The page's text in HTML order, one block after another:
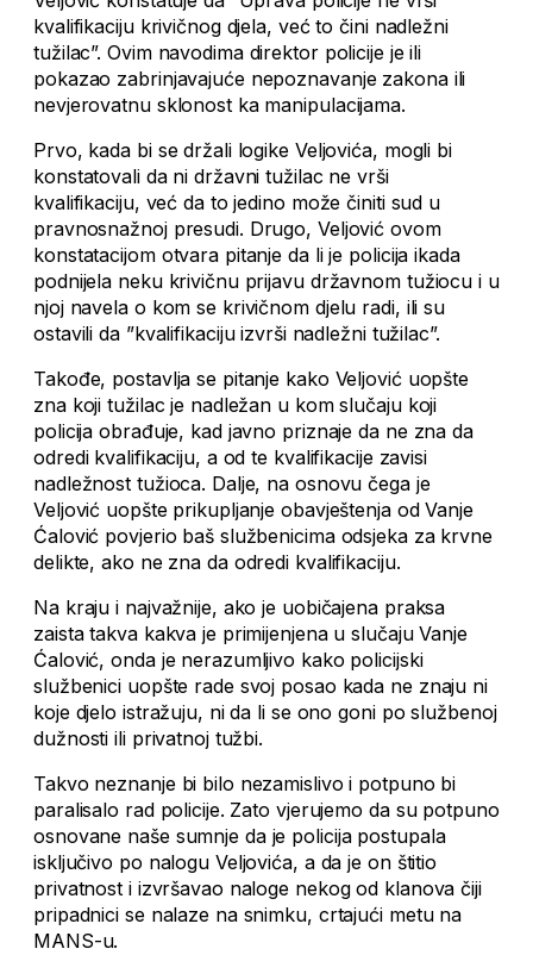
kvalifikaciju krivičnog djela, već to čini nadležni
tužilac”. Ovim navodima direktor policije je ili
pokazao zabrinjavajuće nepoznavanje zakona ili
nevjerovatnu sklonost ka manipulacijama.
Prvo, kada bi se držali logike Veljovića, mogli bi
konstatovali da ni državni tužilac ne vrši
kvalifikaciju, već da to jedino može činiti sud u
pravnosnažnoj presudi. Drugo, Veljović ovom
konstatacijom otvara pitanje da li je policija ikada
podnijela neku krivičnu prijavu državnom tužiocu i u
njoj navela o kom se krivičnom djelu radi, ili su
ostavili da ”kvalifikaciju izvrši nadležni tužilac”.
Takođe, postavlja se pitanje kako Veljović uopšte
zna koji tužilac je nadležan u kom slučaju koji
policija obrađuje, kad javno priznaje da ne zna da
odredi kvalifikaciju, a od te kvalifikacije zavisi
nadležnost tužioca. Dalje, na osnovu čega je
Veljović uopšte prikupljanje obavještenja od Vanje
Ćalović povjerio baš službenicima odsjeka za krvne
delikte, ako ne zna da odredi kvalifikaciju.
Na kraju i najvažnije, ako je uobičajena praksa
zaista takva kakva je primijenjena u slučaju Vanje
Ćalović, onda je nerazumljivo kako policijski
službenici uopšte rade svoj posao kada ne znaju ni
koje djelo istražuju, ni da li se ono goni po službenoj
dužnosti ili privatnoj tužbi.
Takvo neznanje bi bilo nezamislivo i potpuno bi
paralisalo rad policije. Zato vjerujemo da su potpuno
osnovane naše sumnje da je policija postupala
isključivo po nalogu Veljovića, a da je on štitio
privatnost i izvršavao naloge nekog od klanova čiji
pripadnici se nalaze na snimku, crtajući metu na
MANS-u.